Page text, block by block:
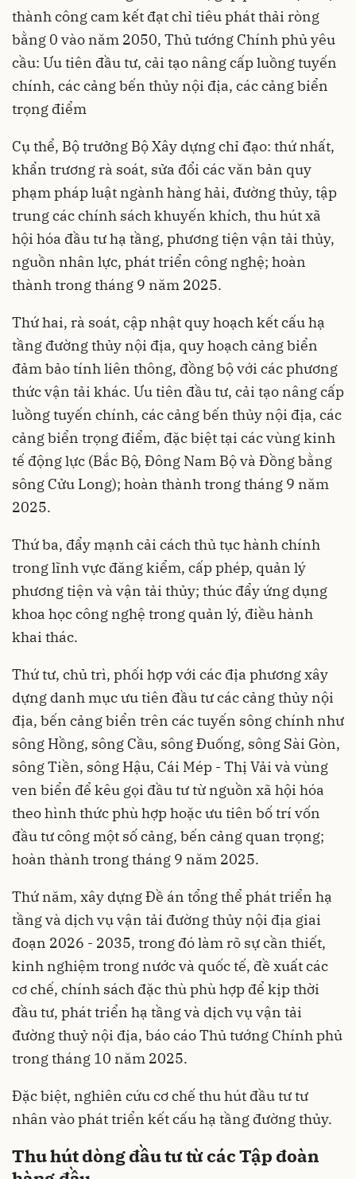
thành công cam kết đạt chỉ tiêu phát thải ròng
bằng 0 vào năm 2050, Thủ tướng Chính phủ yêu
cầu: Ưu tiên đầu tư, cải tạo nâng cấp luồng tuyến
chính, các cảng bến thủy nội địa, các cảng biển
trọng điểm
Cụ thể, Bộ trưởng Bộ Xây dựng chỉ đạo: thứ nhất,
khẩn trương rà soát, sửa đổi các văn bản quy
phạm pháp luật ngành hàng hải, đường thủy, tập
trung các chính sách khuyến khích, thu hút xã
hội hóa đầu tư hạ tầng, phương tiện vận tải thủy,
nguồn nhân lực, phát triển công nghệ; hoàn
thành trong tháng 9 năm 2025.
Thứ hai, rà soát, cập nhật quy hoạch kết cấu hạ
tầng đường thủy nội địa, quy hoạch cảng biển
đảm bảo tính liên thông, đồng bộ với các phương
thức vận tải khác. Ưu tiên đầu tư, cải tạo nâng cấp
luồng tuyến chính, các cảng bến thủy nội địa, các
cảng biển trọng điểm, đặc biệt tại các vùng kinh
tế động lực (Bắc Bộ, Đông Nam Bộ và Đồng bằng
sông Cửu Long); hoàn thành trong tháng 9 năm
2025.
Thứ ba, đẩy mạnh cải cách thủ tục hành chính
trong lĩnh vực đăng kiểm, cấp phép, quản lý
phương tiện và vận tải thủy; thúc đẩy ứng dụng
khoa học công nghệ trong quản lý, điều hành
khai thác.
Thứ tư, chủ trì, phối hợp với các địa phương xây
dựng danh mục ưu tiên đầu tư các cảng thủy nội
địa, bến cảng biển trên các tuyến sông chính như
sông Hồng, sông Cầu, sông Đuống, sông Sài Gòn,
sông Tiền, sông Hậu, Cái Mép - Thị Vải và vùng
ven biển để kêu gọi đầu tư từ nguồn xã hội hóa
theo hình thức phù hợp hoặc ưu tiên bố trí vốn
đầu tư công một số cảng, bến cảng quan trọng;
hoàn thành trong tháng 9 năm 2025.
Thứ năm, xây dựng Đề án tổng thể phát triển hạ
tầng và dịch vụ vận tải đường thủy nội địa giai
đoạn 2026 - 2035, trong đó làm rõ sự cần thiết,
kinh nghiệm trong nước và quốc tế, đề xuất các
cơ chế, chính sách đặc thù phù hợp để kịp thời
đầu tư, phát triển hạ tầng và dịch vụ vận tải
đường thuỷ nội địa, báo cáo Thủ tướng Chính phủ
trong tháng 10 năm 2025.
Đặc biệt, nghiên cứu cơ chế thu hút đầu tư tư
nhân vào phát triển kết cấu hạ tầng đường thủy.
Thu hút dòng đầu tư từ các Tập đoàn